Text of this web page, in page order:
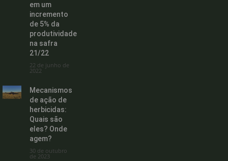
em um
incremento
de 5% da
produtividade
na safra
21/22
22 de junho de
2022
Mecanismos
de ação de
herbicidas:
Quais são
eles? Onde
agem?
30 de outubro
de 2023